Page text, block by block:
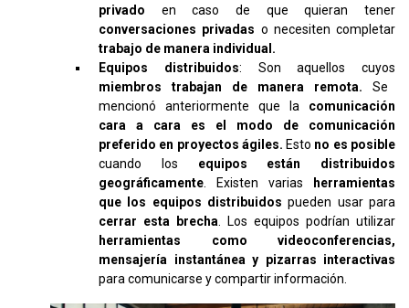
privado en caso de que quieran tener
conversaciones privadas o necesiten completar
trabajo de manera individual.
Equipos distribuidos: Son aquellos cuyos
miembros trabajan de manera remota. Se
mencionó anteriormente que la comunicación
cara a cara es el modo de comunicación
preferido en proyectos ágiles. Esto no es posible
cuando los equipos están distribuidos
geográficamente . Existen varias herramientas
que los equipos distribuidos pueden usar para
cerrar esta brecha . Los equipos podrían utilizar
herramientas como videoconferencias,
mensajería instantánea y pizarras interactivas
para comunicarse y compartir información.